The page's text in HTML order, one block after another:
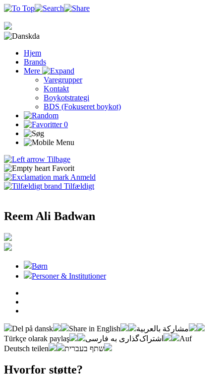
da
Hjem
Brands
Mere
Varegrupper
Kontakt
Boykotstrategi
BDS (Fokuseret boykot)
0
Tilbage
Favorit
Anmeld
Tilfældigt
Reem Ali Badwan
Børn
Personer & Institutioner
Del på dansk Share in English
مشاركة بالعربية
Türkçe olarak paylaş
اشتراک‌گذاری به فارسی
Auf
Deutsch teilen
שתף בעברית
Hvorfor støtte?